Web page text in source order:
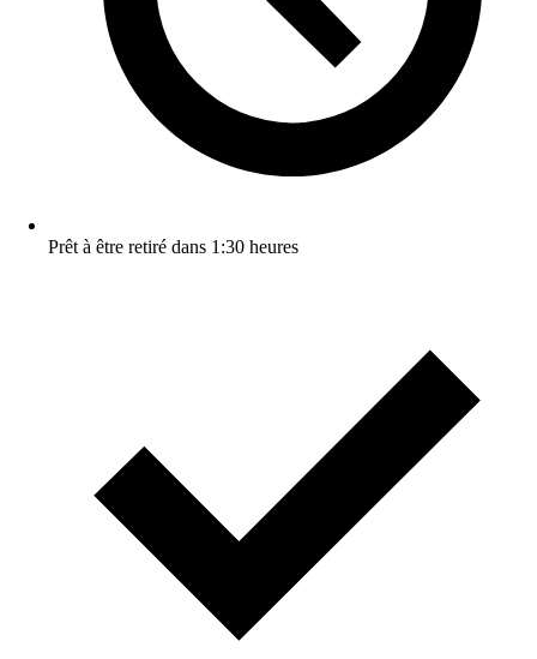
Prêt à être retiré dans 1:30 heures